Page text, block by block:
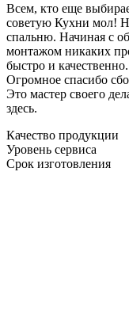
Всем, кто еще
советую Кухни мол!
спальню. Начиная с
монтажом никаких
быстро и
Огромное спасибо
Это мастер своего
здесь.
Качество продукции
Уровень сервиса
Срок изготовления